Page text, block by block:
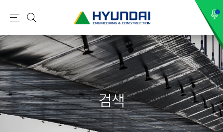
현
건
설
(
H
Y
U
N
메
뉴
검
색
검색